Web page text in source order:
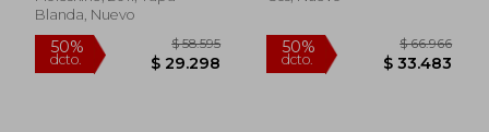
Blanda, Nuevo